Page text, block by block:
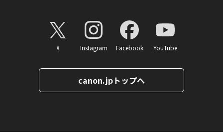
X Instagram Facebook YouTube
canon.jpトップへ